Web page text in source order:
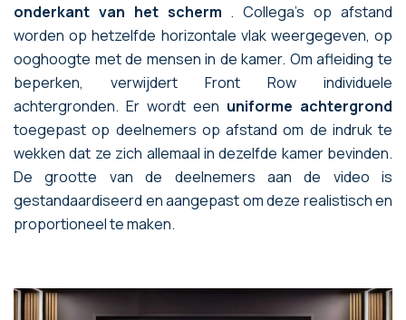
onderkant van het scherm . Collega's op afstand
worden op hetzelfde horizontale vlak weergegeven, op
ooghoogte met de mensen in de kamer. Om afleiding te
beperken, verwijdert Front Row individuele
achtergronden. Er wordt een uniforme achtergrond
toegepast op deelnemers op afstand om de indruk te
wekken dat ze zich allemaal in dezelfde kamer bevinden.
De grootte van de deelnemers aan de video is
gestandaardiseerd en aangepast om deze realistisch en
proportioneel te maken.